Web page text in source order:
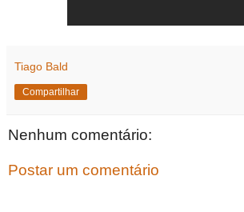
Tiago Bald
Compartilhar
Nenhum comentário:
Postar um comentário